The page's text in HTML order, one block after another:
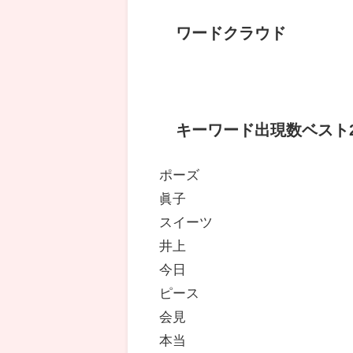
ワードクラウド
キーワード出現数ベスト
ポーズ
眞子
スイーツ
井上
今日
ピース
会見
本当